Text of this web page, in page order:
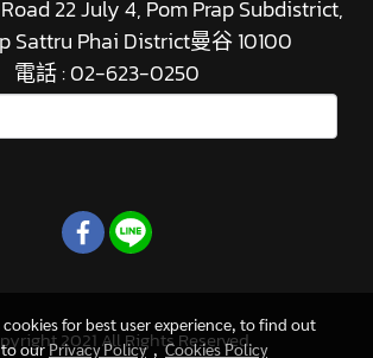
22 July 4, Pom Prap Subdistrict,
Sattru Phai District曼谷 10100
電話 : 02-623-0250
2021 All Rights Reserved.
cookies for best user experience, to find out
to ourPrivacy Policy,Cookies Policy